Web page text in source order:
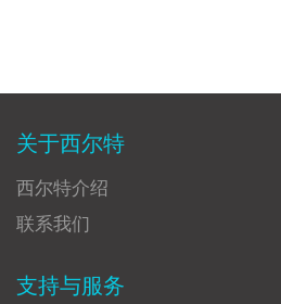
关于西尔特
西尔特介绍
联系我们
支持与服务